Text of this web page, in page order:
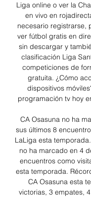
Liga online o ver la
en vivo en
necesario registrarse,
ver fútbol gratis en
sin descargar y
clasificación Liga
competiciones de
gratuita. ¿Cómo
dispositivos
programación tv hoy
CA Osasuna no ha
sus últimos 8
LaLiga esta
no ha marcado en 4
encuentros como
esta temporada.
CA Osasuna esta
victorias, 3 empates,